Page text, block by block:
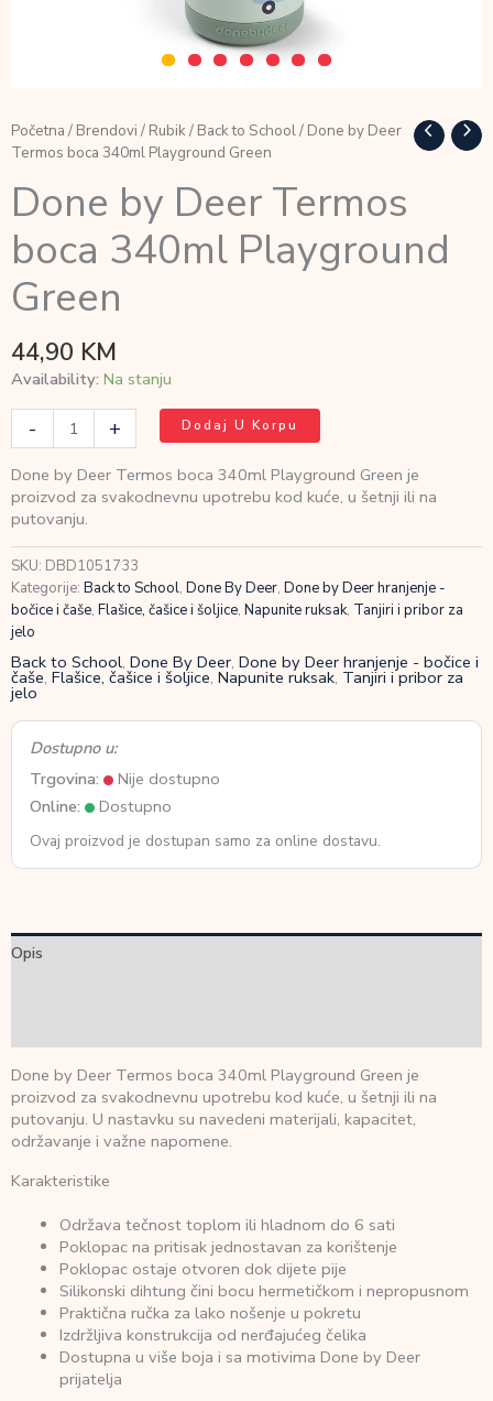
Početna / Brendovi / Rubik/ Back to School/ Done by Deer
Termos boca 340ml Playground Green
Done by Deer Termos
boca 340ml Playground
Green
44,90 KM
Availability: Na stanju
-
Termos
boca
340ml
Playground
Green
količina
+ Dodaj U Korpu
Done by Deer Termos boca 340ml Playground Green je
proizvod za svakodnevnu upotrebu kod kuće, u šetnji ili na
putovanju.
SKU: DBD1051733
Kategorije: Back to School, Done By Deer, Done by Deer hranjenje -
bočice i čaše, Flašice, čašice i šoljice, Napunite ruksak, Tanjiri i pribor za
jelo
Back to School, Done By Deer, Done by Deer hranjenje - bočice i
čaše, Flašice, čašice i šoljice, Napunite ruksak, Tanjiri i pribor za
jelo
Dostupno u:
Trgovina:
Nije dostupno
Online:
Dostupno
Ovaj proizvod je dostupan samo za online dostavu.
Opis
Done by Deer Termos boca 340ml Playground Green je
proizvod za svakodnevnu upotrebu kod kuće, u šetnji ili na
putovanju. U nastavku su navedeni materijali, kapacitet,
održavanje i važne napomene.
Karakteristike
Održava tečnost toplom ili hladnom do 6 sati
Poklopac na pritisak jednostavan za korištenje
Poklopac ostaje otvoren dok dijete pije
Silikonski dihtung čini bocu hermetičkom i nepropusnom
Praktična ručka za lako nošenje u pokretu
Izdržljiva konstrukcija od nerđajućeg čelika
Dostupna u više boja i sa motivima Done by Deer
prijatelja